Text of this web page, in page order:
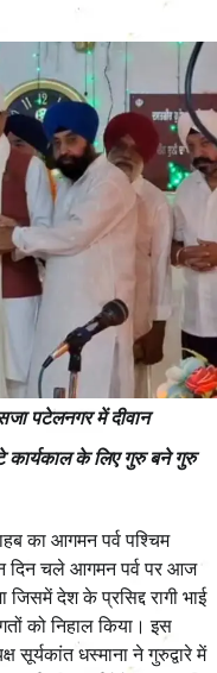
पटेलनगर में दीवान
के लिए गुरु बने गुरु
का आगमन पर्व पश्चिम
दिन चले आगमन पर्व पर आज
जिसमें देश के प्रसिद्द रागी भाई
को निहाल किया। इस
सूर्यकांत धस्माना ने गुरुद्वारे में